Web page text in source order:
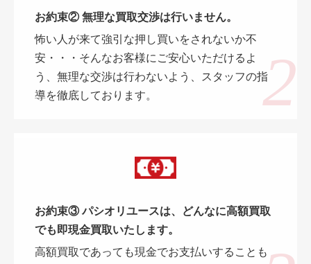
お約束② 無理な買取交渉は行いません。
怖い人が来て強引な押し買いをされないか不
安・・・そんなお客様にご安心いただけるよ
う、無理な交渉は行わないよう、スタッフの指
導を徹底しております。
お約束③ パシオリユースは、どんなに高額買取
でも即現金買取いたします。
高額買取であっても現金でお支払いすることも